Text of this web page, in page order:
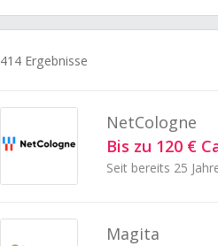
414 Ergebnisse
NetCologne
Bis zu 120 €
Magita